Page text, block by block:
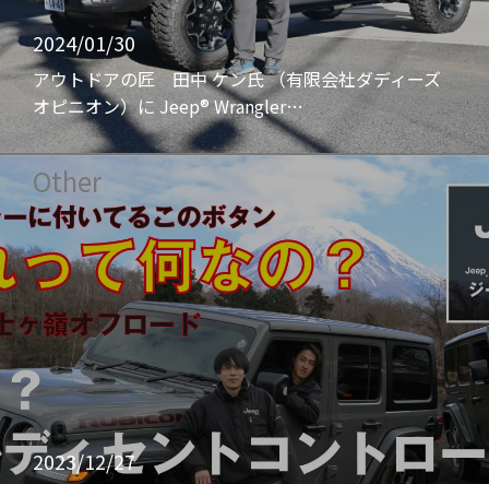
2024/01/30
アウトドアの匠 田中 ケン氏 （有限会社ダディーズ
オピニオン）に Jeep® Wrangler…
Other
2023/12/27